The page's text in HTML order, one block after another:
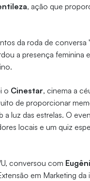
, ação que
da roda de conversa
a presença feminina
o Cinestar, cinema a
de proporcionar
a luz das estrelas. O
locais e um quiz
conversou com
em Marketing da